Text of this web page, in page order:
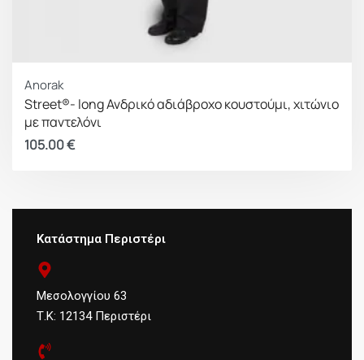
Anorak
Street®- long Ανδρικό αδιάβροχο κουστούμι, χιτώνιο
με παντελόνι
105.00€
Κατάστημα Περιστέρι
Μεσολογγίου 63
Τ.Κ: 12134 Περιστέρι